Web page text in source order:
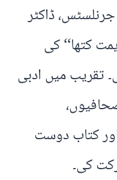
ڈاکٹر
کتھا‘‘ کی
تقریب میں ادبی
اور کتاب دوست
کی۔